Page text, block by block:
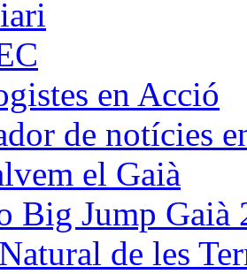
en Acció
de notícies
el Gaià
Big Jump Gaià
de les